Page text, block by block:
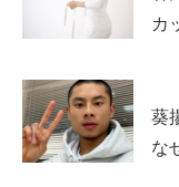
す。たとえば、落
る、というだけで
験があると、見た
カ
葵
な